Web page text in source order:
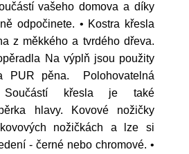
vašeho domova a díky
odpočinete. • Kostra křesla
z měkkého a tvrdého dřeva.
Na výplň jsou použity
PUR pěna. Polohovatelná
křesla je také
hlavy. Kovové nožičky
nožičkách a lze si
- černé nebo chromové. •